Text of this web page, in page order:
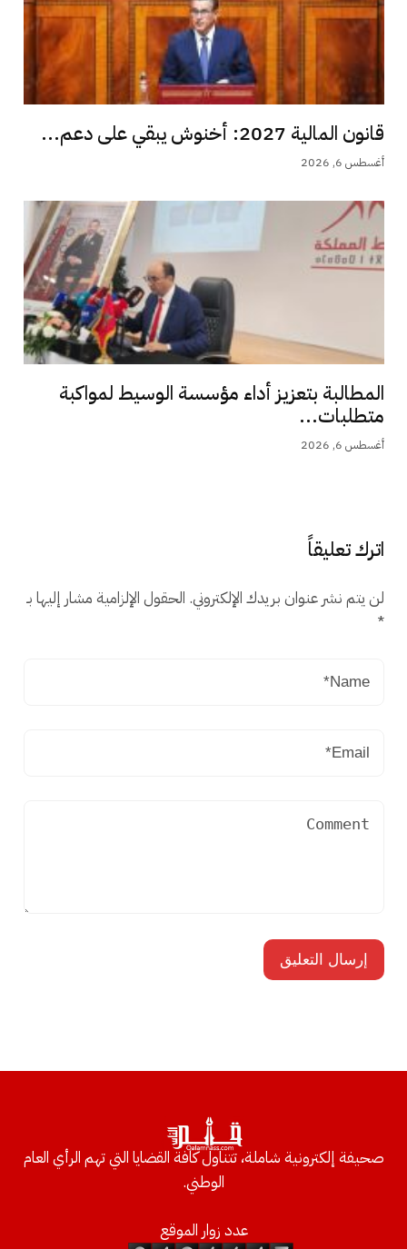
قانون المالية 2027: أخنوش يبقي على دعم...
أغسطس 6, 2026
المطالبة بتعزيز أداء مؤسسة الوسيط لمواكبة
متطلبات...
أغسطس 6, 2026
اترك تعليقاً
لن يتم نشر عنوان بريدك الإلكتروني. الحقول الإلزامية مشار إليها بـ
*
صحيفة إلكترونية شاملة، تتناول كافة القضايا التي تهم الرأي العام
الوطني.
عدد زوار الموقع